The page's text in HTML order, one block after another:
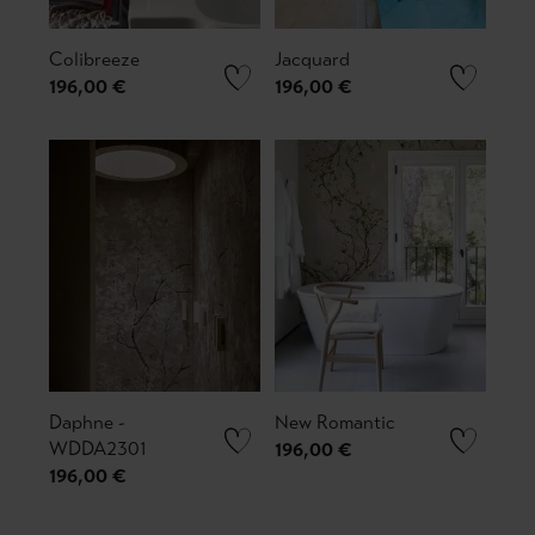
Colibreeze
196,00 €
Jacquard
196,00 €
Daphne -
WDDA2301
196,00 €
New Romantic
196,00 €